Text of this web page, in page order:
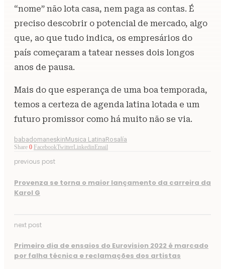
“nome” não lota casa, nem paga as contas. É
preciso descobrir o potencial de mercado, algo
que, ao que tudo indica, os empresários do
país começaram a tatear nesses dois longos
anos de pausa.
Mais do que esperança de uma boa temporada,
temos a certeza de agenda latina lotada e um
futuro promissor como há muito não se via.
babadomaneskinMusica LatinaRosalía
Share 0 FacebookTwitter Linkedin Email
previous post
Provenza se torna o maior lançamento da carreira da
Karol G
next post
Primeiro dia de ensaios do Eurovision 2022 é marcado
por falha técnica e reclamações dos artistas